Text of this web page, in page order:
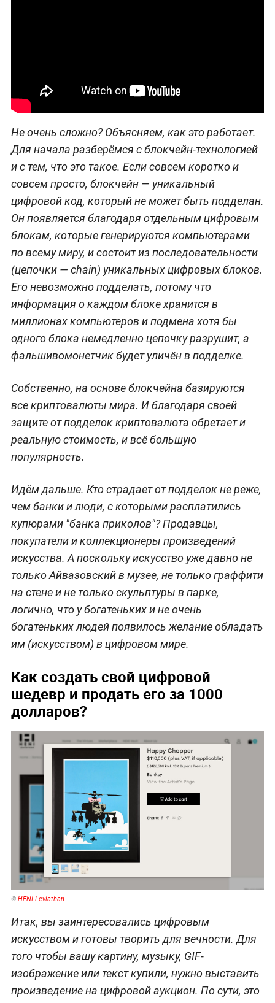
Не очень сложно? Объясняем, как это работает.
Для начала разберёмся с блокчейн-технологией
и с тем, что это такое. Если совсем коротко и
совсем просто, блокчейн — уникальный
цифровой код, который не может быть подделан.
Он появляется благодаря отдельным цифровым
блокам, которые генерируются компьютерами
по всему миру, и состоит из последовательности
(цепочки — chain) уникальных цифровых блоков.
Его невозможно подделать, потому что
информация о каждом блоке хранится в
миллионах компьютеров и подмена хотя бы
одного блока немедленно цепочку разрушит, а
фальшивомонетчик будет уличён в подделке.
Собственно, на основе блокчейна базируются
все криптовалюты мира. И благодаря своей
защите от подделок криптовалюта обретает и
реальную стоимость, и всё большую
популярность.
Идём дальше. Кто страдает от подделок не реже,
чем банки и люди, с которыми расплатились
купюрами "банка приколов"? Продавцы,
покупатели и коллекционеры произведений
искусства. А поскольку искусство уже давно не
только Айвазовский в музее, не только граффити
на стене и не только скульптуры в парке,
логично, что у богатеньких и не очень
богатеньких людей появилось желание обладать
им (искусством) в цифровом мире.
Как создать свой цифровой
шедевр и продать его за 1000
долларов?
© HENI Leviathan
Итак, вы заинтересовались цифровым
искусством и готовы творить для вечности. Для
того чтобы вашу картину, музыку, GIF-
изображение или текст купили, нужно выставить
произведение на цифровой аукцион. По сути, это